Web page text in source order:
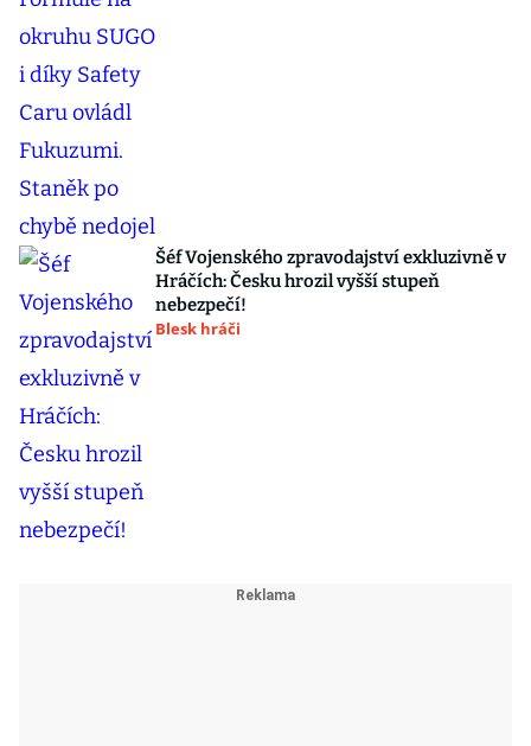
Šéf Vojenského zpravodajství exkluzivně v
Hráčích: Česku hrozil vyšší stupeň
nebezpečí!
Blesk hráči